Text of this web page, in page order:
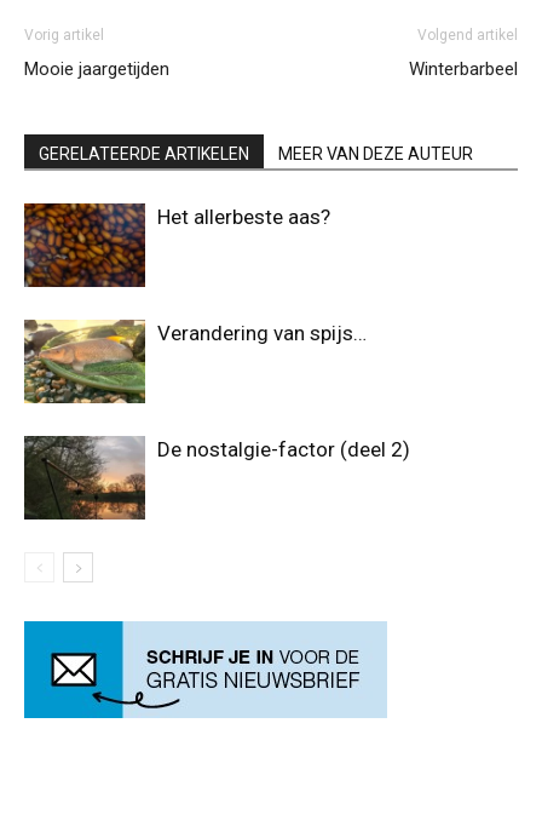
Vorig artikel
Mooie jaargetijden
Volgend artikel
Winterbarbeel
GERELATEERDE ARTIKELEN MEER VAN DEZE AUTEUR
Het allerbeste aas?
Verandering van spijs…
De nostalgie-factor (deel 2)